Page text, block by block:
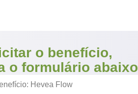
o benefício,
o formulário abaixo